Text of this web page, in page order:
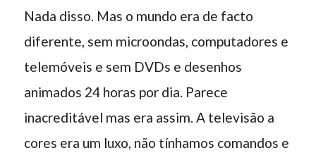
Nada disso. Mas o mundo era de facto
diferente, sem microondas, computadores e
telemóveis e sem DVDs e desenhos
animados 24 horas por dia. Parece
inacreditável mas era assim. A televisão a
cores era um luxo, não tínhamos comandos e